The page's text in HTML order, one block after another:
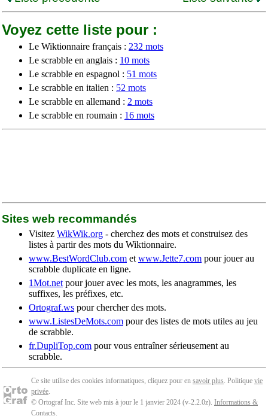
Voyez cette liste pour :
Le Wiktionnaire français : 232 mots
Le scrabble en anglais : 10 mots
Le scrabble en espagnol : 51 mots
Le scrabble en italien : 52 mots
Le scrabble en allemand : 2 mots
Le scrabble en roumain : 16 mots
Sites web recommandés
Visitez WikWik.org - cherchez des mots et construisez des
listes à partir des mots du Wiktionnaire.
www.BestWordClub.com et www.Jette7.com pour jouer au
scrabble duplicate en ligne.
1Mot.net pour jouer avec les mots, les anagrammes, les
suffixes, les préfixes, etc.
Ortograf.ws pour chercher des mots.
www.ListesDeMots.com pour des listes de mots utiles au jeu
de scrabble.
fr.DupliTop.com pour vous entraîner sérieusement au
scrabble.
Ce site utilise des cookies informatiques, cliquez pour en savoir plus. Politique vie
privée.
© Ortograf Inc. Site web mis à jour le 1 janvier 2024 (v-2.2.0z). Informations &
Contacts.